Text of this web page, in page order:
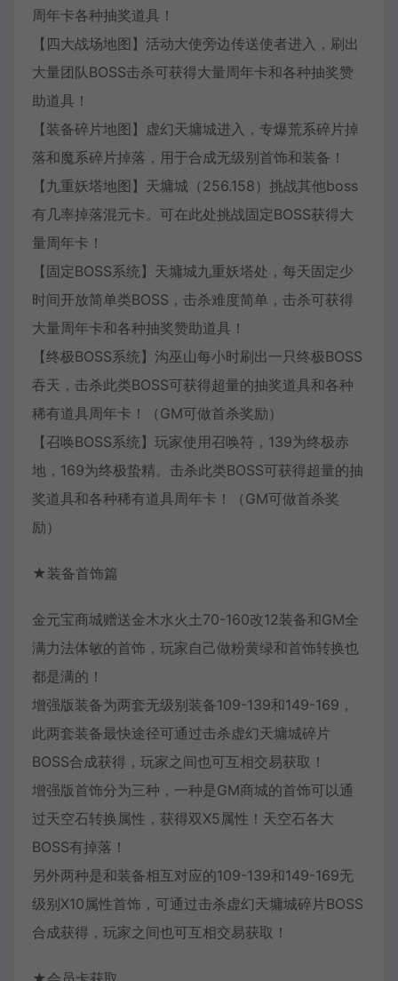
周年卡各种抽奖道具！
【四大战场地图】活动大使旁边传送使者进入，刷出
大量团队BOSS击杀可获得大量周年卡和各种抽奖赞
助道具！
【装备碎片地图】虚幻天墉城进入，专爆荒系碎片掉
落和魔系碎片掉落，用于合成无级别首饰和装备！
【九重妖塔地图】天墉城（256.158）挑战其他boss
有几率掉落混元卡。可在此处挑战固定BOSS获得大
量周年卡！
【固定BOSS系统】天墉城九重妖塔处，每天固定少
时间开放简单类BOSS，击杀难度简单，击杀可获得
大量周年卡和各种抽奖赞助道具！
【终极BOSS系统】沟巫山每小时刷出一只终极BOSS
吞天，击杀此类BOSS可获得超量的抽奖道具和各种
稀有道具周年卡！（GM可做首杀奖励）
【召唤BOSS系统】玩家使用召唤符，139为终极赤
地，169为终极蛰精。击杀此类BOSS可获得超量的抽
奖道具和各种稀有道具周年卡！（GM可做首杀奖
励）
★装备首饰篇
金元宝商城赠送金木水火土70-160改12装备和GM全
满力法体敏的首饰，玩家自己做粉黄绿和首饰转换也
都是满的！
增强版装备为两套无级别装备109-139和149-169，
此两套装备最快途径可通过击杀虚幻天墉城碎片
BOSS合成获得，玩家之间也可互相交易获取！
增强版首饰分为三种，一种是GM商城的首饰可以通
过天空石转换属性，获得双X5属性！天空石各大
BOSS有掉落！
另外两种是和装备相互对应的109-139和149-169无
级别X10属性首饰，可通过击杀虚幻天墉城碎片BOSS
合成获得，玩家之间也可互相交易获取！